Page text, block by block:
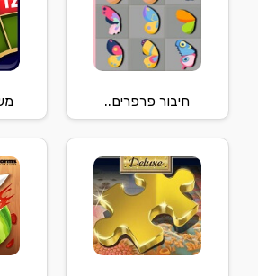
חיבור פרפרים..